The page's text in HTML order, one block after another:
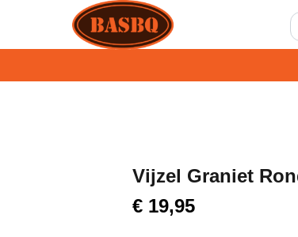
Vijzel Graniet
€ 19,95